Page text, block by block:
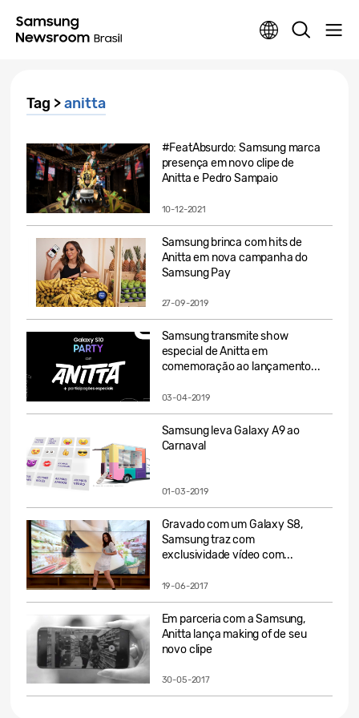
Tag >anitta
#FeatAbsurdo: Samsung marca
presença em novo clipe de
Anitta e Pedro Sampaio
10-12-2021
Samsung brinca com hits de
Anitta em nova campanha do
Samsung Pay
27-09-2019
Samsung transmite show
especial de Anitta em
comemoração ao lançamento...
03-04-2019
Samsung leva Galaxy A9 ao
Carnaval
01-03-2019
Gravado com um Galaxy S8,
Samsung traz com
exclusividade vídeo com...
19-06-2017
Em parceria com a Samsung,
Anitta lança making of de seu
novo clipe
30-05-2017